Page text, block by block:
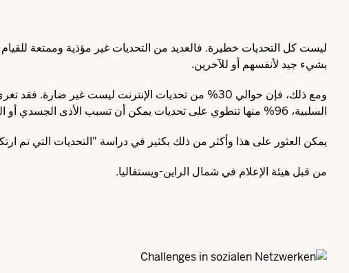
ليست كل التحديات خطيرة. فالعديد من التحديات غير مؤذية وممتعة للقيام
بشيء جيد لأنفسهم أو للآخرين.
ومع ذلك، فإن حوالي 30% من تحديات الإنترنت ليست غير
السلبية، 96% منها تنطوي على تحديات يمكن أن تسبب الأذى الجسدي أو النفسي. بل إن حوالي 1% منها يمكن أن تكون قاتلة.
يمكن العثور على هذا وأكثر من ذلك بكثير في دراسة "التحديات التي تم
من قبل هيئة الإعلام في شمال الراين-ويستفاليا.